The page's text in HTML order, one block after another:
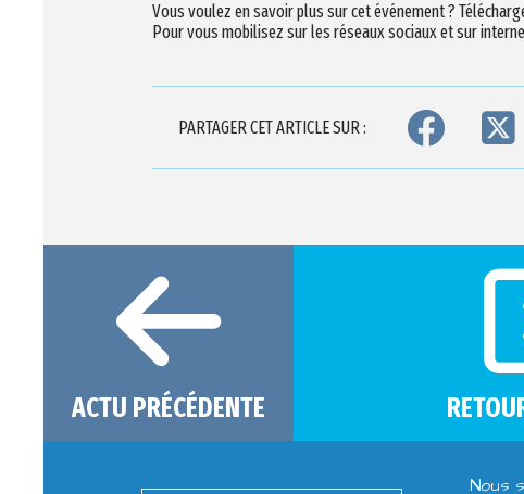
Vous voulez en savoir plus sur cet événement ?
Pour vous mobilisez sur les réseaux sociaux et sur
PARTAGER CET ARTICLE SUR :
ACTU PRÉCÉDENTE
Nous